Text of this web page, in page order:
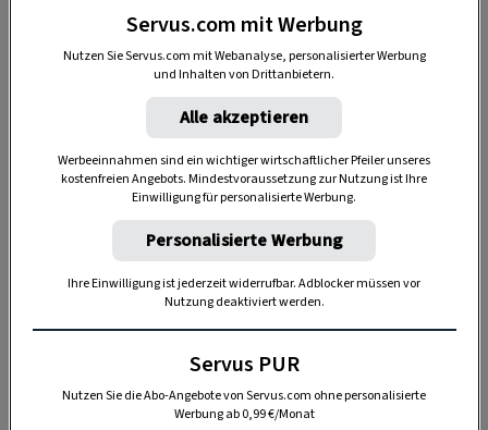
Akzeptiere bitte die Drittanbieter-Cookies, um diesen Inhalt
zu sehen.
COOKIE-EINSTELLUNGEN
Servus.com mit Werbung
Nutzen Sie Servus.com mit Webanalyse, personalisierter Werbung
und Inhalten von Drittanbietern.
Alle akzeptieren
Werbeeinnahmen sind ein wichtiger wirtschaftlicher Pfeiler unseres
kostenfreien Angebots. Mindestvoraussetzung zur Nutzung ist Ihre
Einwilligung für personalisierte Werbung.
Personalisierte Werbung
Ihre Einwilligung ist jederzeit widerrufbar. Adblocker müssen vor
Nutzung deaktiviert werden.
Servus PUR
Nutzen Sie die Abo-Angebote von Servus.com ohne personalisierte
Werbung ab 0,99 €/Monat